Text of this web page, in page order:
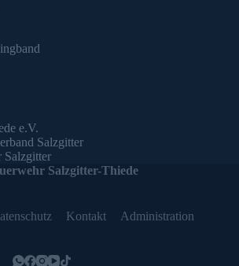
e.V.
Salzgitter
Salzgitter
Salzgitter-Thiede
Kontakt Administration